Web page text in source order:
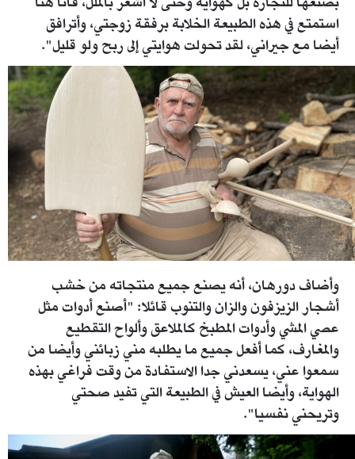
استمتع في هذه الطبيعة الخلابة برفقة زوجتي، وأترافق
أيضا مع جيراني، لقد تحولت هوايتي إلى ربح ولو قليل".
1606222.jpg
وأضاف دورهان، أنه يصنع جميع منتجاته من خشب
أشجار الزيزفون والزان والتنوب قائلا: "أصنع أدوات مثل
عصي المشي وأدوات المطبخ كالملاعق وألواح التقطيع
والمغارف، كما أفعل جميع ما يطلبه مني زبائني وأيضا من
سمعوا عني، يسعدني جدا الاستفادة من وقت فراغي بهذه
الهواية، وأيضا العيش في الطبيعة التي تفيد صحتي
وتريحني نفسيا".
1606212.jpg